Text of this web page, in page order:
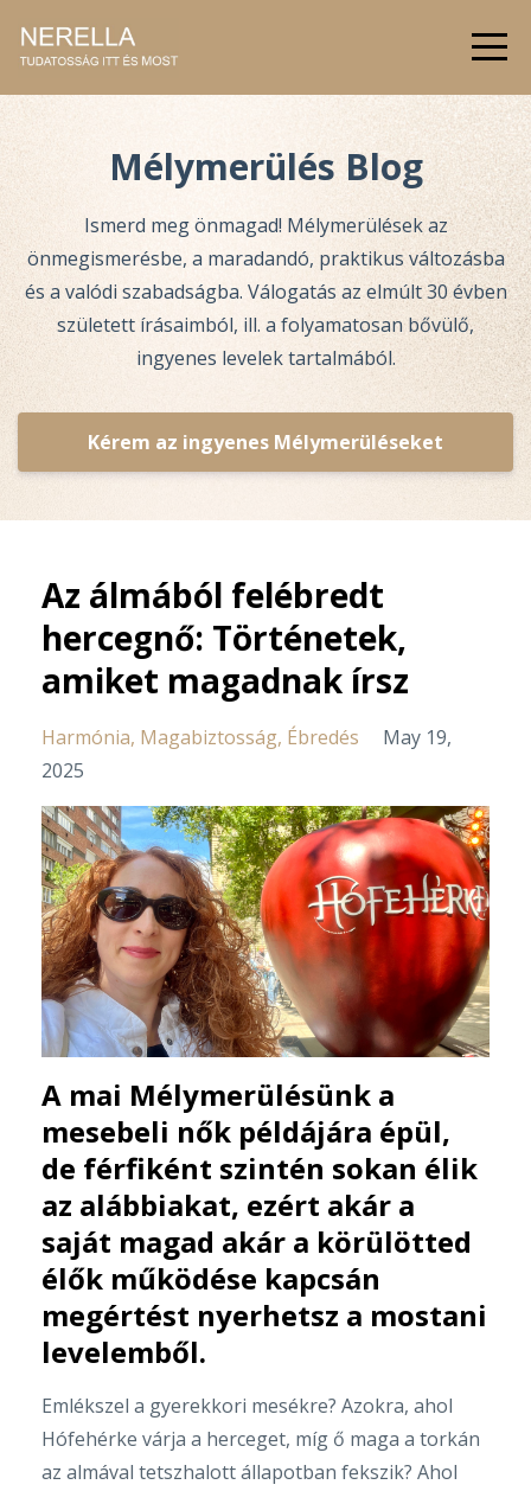
Mélymerülés Blog
Ismerd meg önmagad! Mélymerülések az
önmegismerésbe, a maradandó, praktikus változásba
és a valódi szabadságba. Válogatás az elmúlt 30 évben
született írásaimból, ill. a folyamatosan bővülő,
ingyenes levelek tartalmából.
Kérem az ingyenes Mélymerüléseket
Az álmából felébredt
hercegnő: Történetek,
amiket magadnak írsz
Harmónia Magabiztosság Ébredés
May 19,
2025
A mai Mélymerülésünk a
mesebeli nők példájára épül,
de férfiként szintén sokan élik
az alábbiakat, ezért akár a
saját magad akár a körülötted
élők működése kapcsán
megértést nyerhetsz a mostani
levelemből.
Emlékszel a gyerekkori mesékre? Azokra, ahol
Hófehérke várja a herceget, míg ő maga a torkán
az almával tetszhalott állapotban fekszik? Ahol